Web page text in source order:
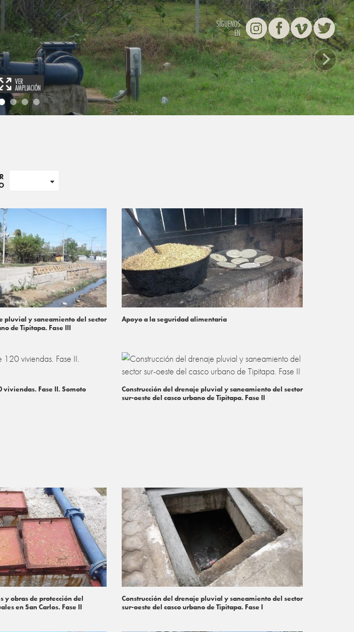
SÍGUENOS
EN
InstagramFacebookVimeoTwitter
pluvial y saneamiento del sector
de Tipitapa. Fase III
Apoyo a la seguridad alimentaria
viviendas. Fase II. Somoto
Construcción del drenaje pluvial y saneamiento del sector
sur-oeste del casco urbano de Tipitapa. Fase II
y obras de protección del
en San Carlos. Fase II
Construcción del drenaje pluvial y saneamiento del sector
sur-oeste del casco urbano de Tipitapa. Fase I